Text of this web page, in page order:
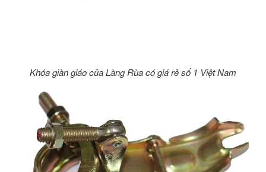
Khóa giàn giáo của Làng Rùa có giá rẻ số 1 Việt Nam